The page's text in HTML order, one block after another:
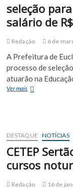
Cunha
tem
para
seleção
salário de
Redação 6 de
A Prefeitura de
processo de
atuarão na
Ver maisPrefeitura
abre
seleção
para
da
com
DESTAQUE NOTÍCIAS
CETEP
cursos
Redação 16 de